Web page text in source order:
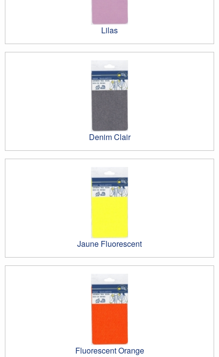
Lilas
Denim Clair
Jaune Fluorescent
Fluorescent Orange